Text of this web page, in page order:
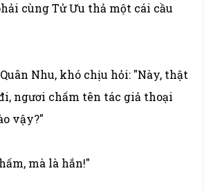
cùng Tử Ưu thả một cái cầu
Nhu, khó chịu hỏi: "Này, thật
ngươi chấm tên tác giả thoại
vậy?"
mà là hắn!"